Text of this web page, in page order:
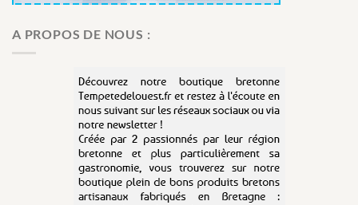
A PROPOS DE NOUS :